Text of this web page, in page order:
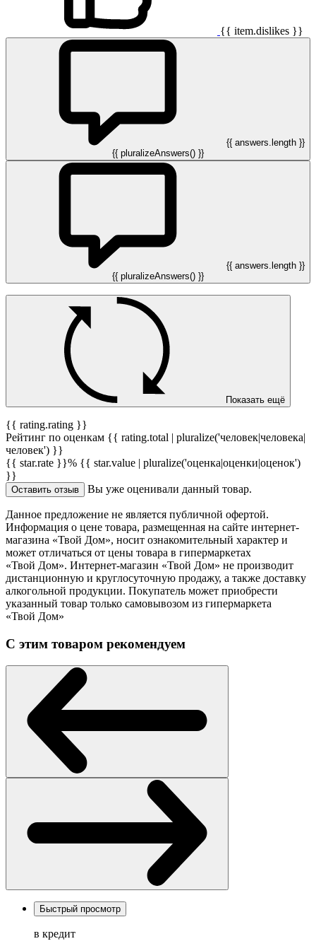
{{ item.dislikes }}
{{ answers.length }}
{{ pluralizeAnswers() }}
{{ answers.length }}
{{ pluralizeAnswers() }}
Показать ещё
{{ rating.rating }}
Рейтинг по оценкам {{ rating.total | pluralize('человек|человека|
человек') }}
{{ star.rate }}% {{ star.value | pluralize('оценка|оценки|оценок')
}}
Оставить отзыв Вы уже оценивали данный товар.
Данное предложение не является публичной офертой.
Информация о цене товара, размещенная на сайте интернет-
магазина «Твой Дом», носит ознакомительный характер и
может отличаться от цены товара в гипермаркетах
«Твой Дом». Интернет-магазин «Твой Дом» не производит
дистанционную и круглосуточную продажу, а также доставку
алкогольной продукции. Покупатель может приобрести
указанный товар только самовывозом из гипермаркета
«Твой Дом»
С этим товаром рекомендуем
Быстрый просмотр
в кредит